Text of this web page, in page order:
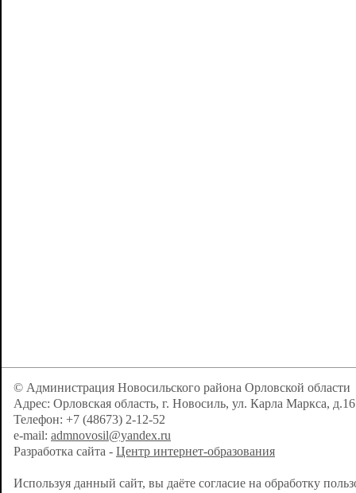
© Администрация Новосильского района Орловской области
Адрес: Орловская область, г. Новосиль, ул. Карла Маркса, д.16
Телефон: +7 (48673) 2-12-52
e-mail: admnovosil@yandex.ru
Разработка сайта - Центр интернет-образования
Используя данный сайт, вы даёте согласие на обработку